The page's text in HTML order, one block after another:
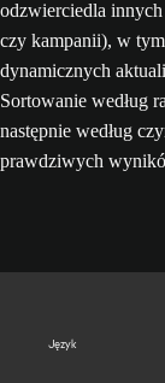
odzwierciedla
czy kampanii), w
dynamicznych
Sortowanie według
następnie według
prawdziwych
Język